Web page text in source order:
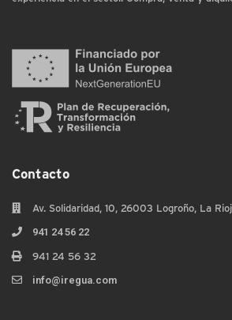
Contacto
Av. Solidaridad, 10, 26003 Logroño, La
941 24 56 22
941 24 56 32
info@iregua.com